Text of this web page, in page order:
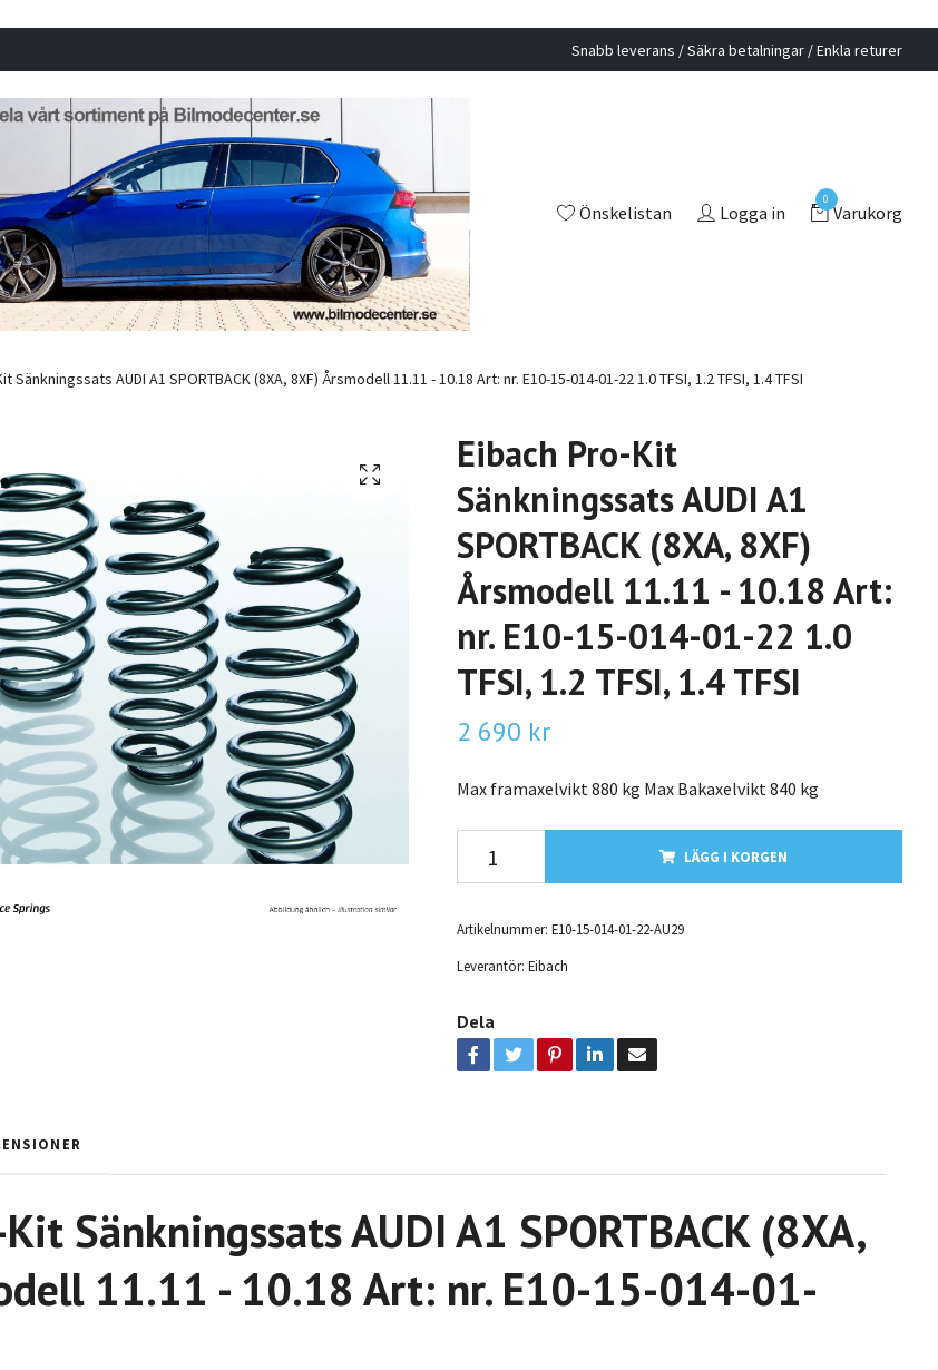
Snabb leverans / Säkra betalningar / Enkla returer
Önskelistan Logga in
0
Varukorg
Sänkningssats AUDI A1 SPORTBACK (8XA, 8XF) Årsmodell 11.11 - 10.18 Art: nr. E10-15-014-01-22 1.0 TFSI, 1.2 TFSI, 1.4 TFSI
Eibach Pro-Kit
Sänkningssats AUDI A1
SPORTBACK (8XA, 8XF)
Årsmodell 11.11 - 10.18 Art:
nr. E10-15-014-01-22 1.0
TFSI, 1.2 TFSI, 1.4 TFSI
2 690 kr
Max framaxelvikt 880 kg Max Bakaxelvikt 840 kg
LÄGG I KORGEN
Artikelnummer: E10-15-014-01-22-AU29
Leverantör: Eibach
Dela
Sänkningssats AUDI A1 SPORTBACK (8XA,
11.11 - 10.18 Art: nr. E10-15-014-01-